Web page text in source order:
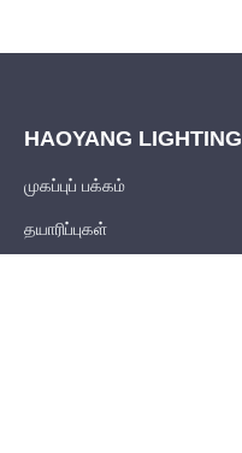
HAOYANG LIGHTING
முகப்புப் பக்கம்
தயாரிப்புகள்